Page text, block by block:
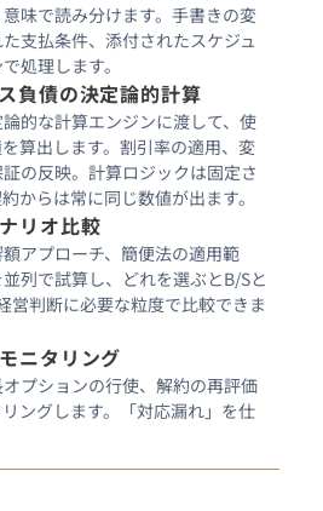
味で読み分けます。手書きの変
支払条件、添付されたスケジュ
処理します。
負債の決定論的計算
的な計算エンジンに渡して、使
算出します。割引率の適用、変
の反映。計算ロジックは固定さ
からは常に同じ数値が出ます。
リオ比較
アプローチ、簡便法の適用範
列で試算し、どれを選ぶとB/Sと
営判断に必要な粒度で比較できま
ニタリング
プションの行使、解約の再評価
ングします。「対応漏れ」を仕